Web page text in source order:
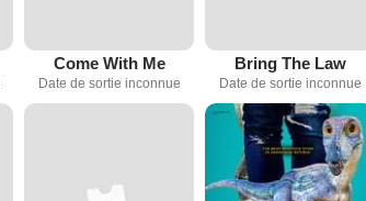
Come With Me
Date de sortie inconnue
Bring The Law
Date de sortie inconnue